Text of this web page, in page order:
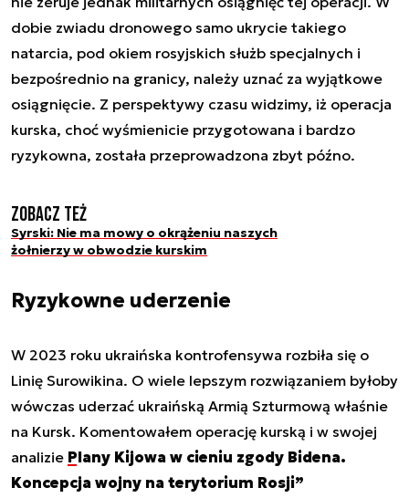
dobie zwiadu dronowego samo ukrycie takiego
natarcia, pod okiem rosyjskich służb specjalnych i
bezpośrednio na granicy, należy uznać za wyjątkowe
osiągnięcie. Z perspektywy czasu widzimy, iż operacja
kurska, choć wyśmienicie przygotowana i bardzo
ryzykowna, została przeprowadzona zbyt późno.
Zobacz też
Syrski: Nie ma mowy o okrążeniu naszych
żołnierzy w obwodzie kurskim
Ryzykowne uderzenie
W 2023 roku ukraińska kontrofensywa rozbiła się o
Linię Surowikina. O wiele lepszym rozwiązaniem byłoby
wówczas uderzać ukraińską Armią Szturmową właśnie
na Kursk. Komentowałem operację kurską i w swojej
analizie Plany Kijowa w cieniu zgody Bidena.
Koncepcja wojny na terytorium Rosji”